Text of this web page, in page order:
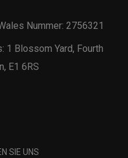
Nummer: 2756321
1 Blossom Yard, Fourth
E1 6RS
SIE UNS